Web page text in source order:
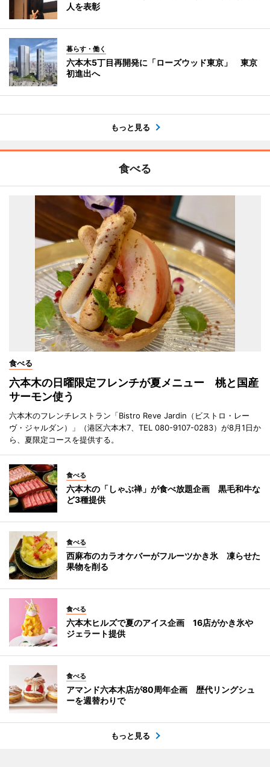
人を表彰
暮らす・働く
六本木5丁目再開発に「ローズウッド東京」 東京
初進出へ
もっと見る
食べる
食べる
六本木の日曜限定フレンチが夏メニュー 桃と国産
サーモン使う
六本木のフレンチレストラン「Bistro Reve Jardin（ビストロ・レー
ヴ・ジャルダン）」（港区六本木7、TEL 080-9107-0283）が8月1日か
ら、夏限定コースを提供する。
食べる
六本木の「しゃぶ禅」が食べ放題企画 黒毛和牛な
ど3種提供
食べる
西麻布のカラオケバーがフルーツかき氷 凍らせた
果物を削る
食べる
六本木ヒルズで夏のアイス企画 16店がかき氷や
ジェラート提供
食べる
アマンド六本木店が80周年企画 歴代リングシュ
ーを週替わりで
もっと見る